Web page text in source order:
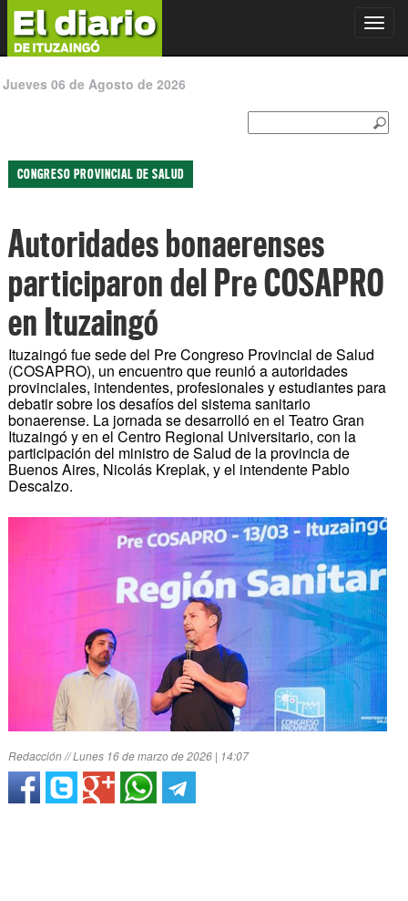
Jueves 06 de Agosto de 2026
CONGRESO PROVINCIAL DE SALUD
Autoridades bonaerenses
participaron del Pre COSAPRO
en Ituzaingó
Ituzaingó fue sede del Pre Congreso Provincial de Salud
(COSAPRO), un encuentro que reunió a autoridades
provinciales, intendentes, profesionales y estudiantes para
debatir sobre los desafíos del sistema sanitario
bonaerense. La jornada se desarrolló en el Teatro Gran
Ituzaingó y en el Centro Regional Universitario, con la
participación del ministro de Salud de la provincia de
Buenos Aires, Nicolás Kreplak, y el intendente Pablo
Descalzo.
Redacción // Lunes 16 de marzo de 2026 | 14:07